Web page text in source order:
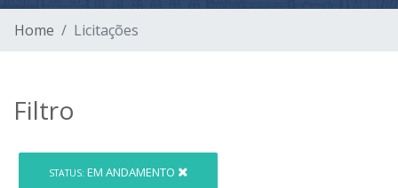
Home Licitações
Filtro
STATUS: EM ANDAMENTO